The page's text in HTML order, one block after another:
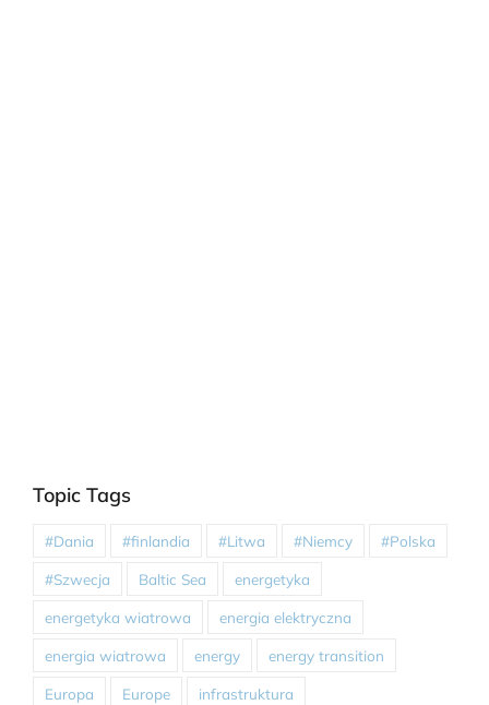
Topic Tags
#Dania #finlandia #Litwa #Niemcy #Polska
#Szwecja Baltic Sea energetyka
energetyka wiatrowa energia elektryczna
energia wiatrowa energy energy transition
Europa Europe infrastruktura